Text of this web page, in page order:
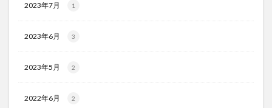
2023年7月 1
2023年6月 3
2023年5月 2
2022年6月 2